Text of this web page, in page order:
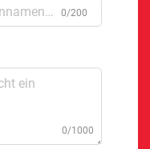
0/200
0/1000